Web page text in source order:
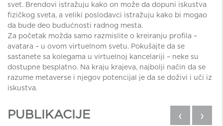
svet. Brendovi istražuju kako on može da dopuni iskustva
fizičkog sveta, a veliki poslodavci istražuju kako bi mogao
da bude deo budućnosti radnog mesta.
Za početak možda samo razmislite o kreiranju profila –
avatara – u ovom virtuelnom svetu. Pokušajte da se
sastanete sa kolegama u virtuelnoj kancelariji – neke su
dostupne besplatno. Na kraju krajeva, najbolji način da se
razume metaverse i njegov potencijal je da se doživi i uči iz
iskustva.
PUBLIKACIJE ‹ ›